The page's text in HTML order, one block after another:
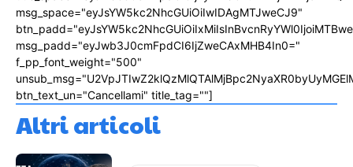
msg_space="eyJsYW5kc2NhcGUiOiIwIDAgMTJweCJ9"
msg_padd="eyJwb3J0cmFpdCI6IjZweCAxMHB4In0="
f_pp_font_weight="500"
btn_text_un="Cancellami" title_tag=""]
Altri articoli